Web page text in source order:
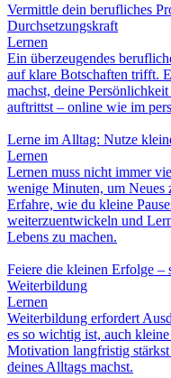
Vermittle dein berufliches
Durchsetzungskraft
Lernen
Ein überzeugendes
auf klare Botschaften trifft.
machst, deine
auftrittst – online wie im
Lerne im Alltag: Nutze
Lernen
Lernen muss nicht immer
wenige Minuten, um Neues
Erfahre, wie du kleine
weiterzuentwickeln und
Lebens zu machen.
Feiere die kleinen Erfolge –
Weiterbildung
Lernen
Weiterbildung erfordert
es so wichtig ist, auch
Motivation langfristig
deines Alltags machst.